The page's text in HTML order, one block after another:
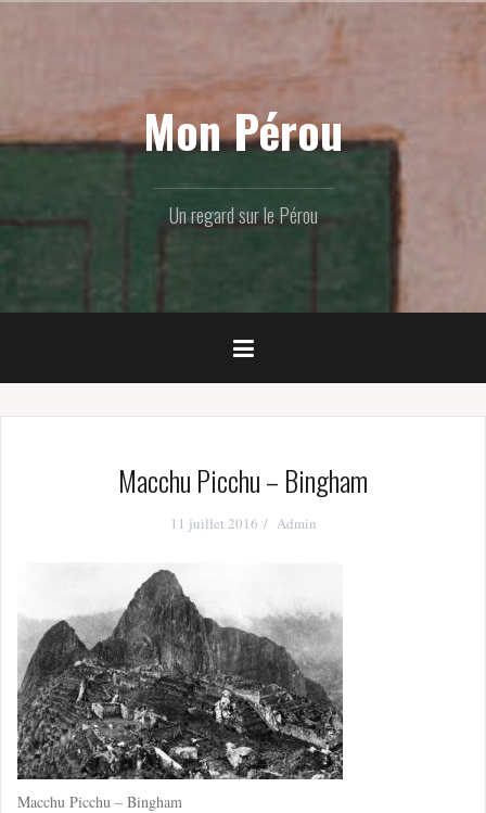
Mon Pérou
Un regard sur le Pérou
Macchu Picchu – Bingham
11 juillet 2016 Admin
Macchu Picchu – Bingham